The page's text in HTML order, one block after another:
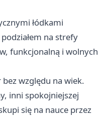
łódkami
podziałem na strefy
funkcjonalną i wolnych
względu na wiek.
inni spokojniejszej
się na nauce przez